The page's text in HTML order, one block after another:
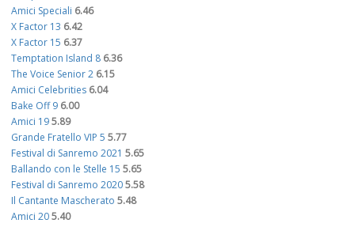
Amici Speciali 6.46
X Factor 13 6.42
X Factor 15 6.37
Temptation Island 8 6.36
The Voice Senior 2 6.15
Amici Celebrities 6.04
Bake Off 9 6.00
Amici 195.89
Grande Fratello VIP 5 5.77
Festival di Sanremo 2021 5.65
Ballando con le Stelle 15 5.65
Festival di Sanremo 20205.58
Il Cantante Mascherato 5.48
Amici 205.40